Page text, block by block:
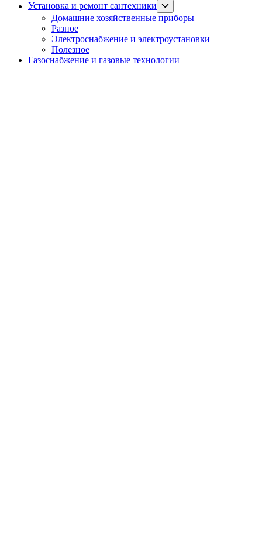
Установка и ремонт сантехники
Show
sub
menu
Домашние хозяйственные приборы
Разное
Электроснабжение и электроустановки
Полезное
Газоснабжение и газовые технологии